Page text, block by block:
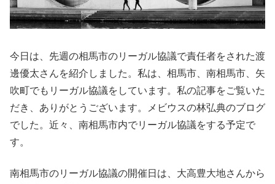
今日は、先週の相馬市のリーガル協議で責任者をされた渡
邊優太さんを紹介しました。私は、相馬市、南相馬市、矢
吹町でもリーガル協議をしています。私の記事をご覧いた
だき、ありがとうございます。メビウスの林弘典のブログ
でした。近々、南相馬市内でリーガル協議をする予定で
す。
南相馬市のリーガル協議の開催日は、大高豊大地さんから